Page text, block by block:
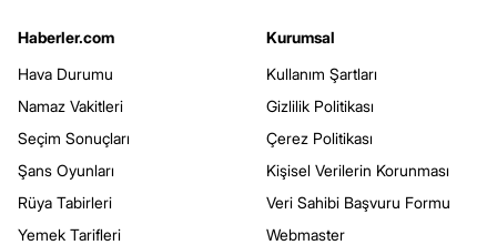
Haberler.com
Hava Durumu
Namaz Vakitleri
Seçim Sonuçları
Şans Oyunları
Rüya Tabirleri
Yemek Tarifleri
Kurumsal
Kullanım Şartları
Gizlilik Politikası
Çerez Politikası
Kişisel Verilerin Korunması
Veri Sahibi Başvuru Formu
Webmaster